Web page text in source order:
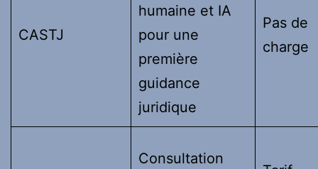
CASTJ
humaine et IA
pour une
première
guidance
juridique
Pas de
charge
Consultation